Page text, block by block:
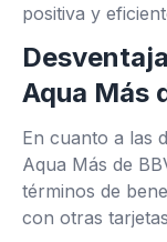
positiva y
Aqua Más
En cuanto a las
Aqua Más de
términos de
con otras